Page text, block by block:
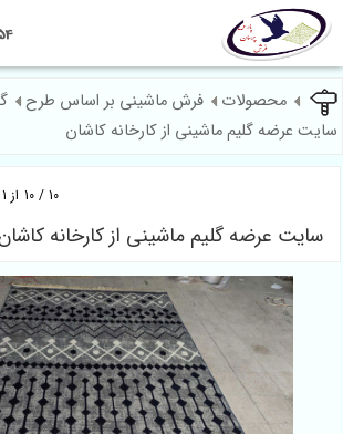
محصولات فرش ماشینی بر اساس طرح
سایت عرضه گلیم ماشینی از کارخانه کاشان
سایت عرضه گلیم ماشینی از کارخانه
10 / 10 از 1